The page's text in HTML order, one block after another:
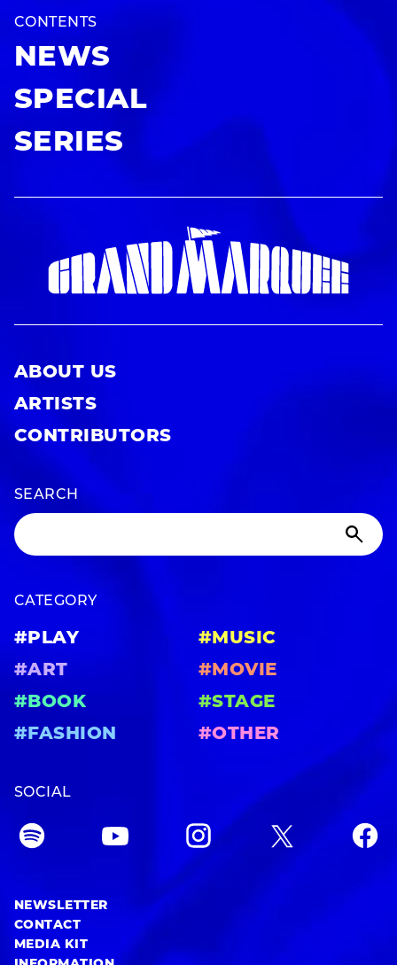
CONTENTS
NEWS
SPECIAL
SERIES
ABOUT US
ARTISTS
CONTRIBUTORS
SEARCH
CATEGORY
#PLAY
#MUSIC
#ART
#MOVIE
#BOOK
#STAGE
#FASHION
#OTHER
SOCIAL
NEWSLETTER
CONTACT
MEDIA KIT